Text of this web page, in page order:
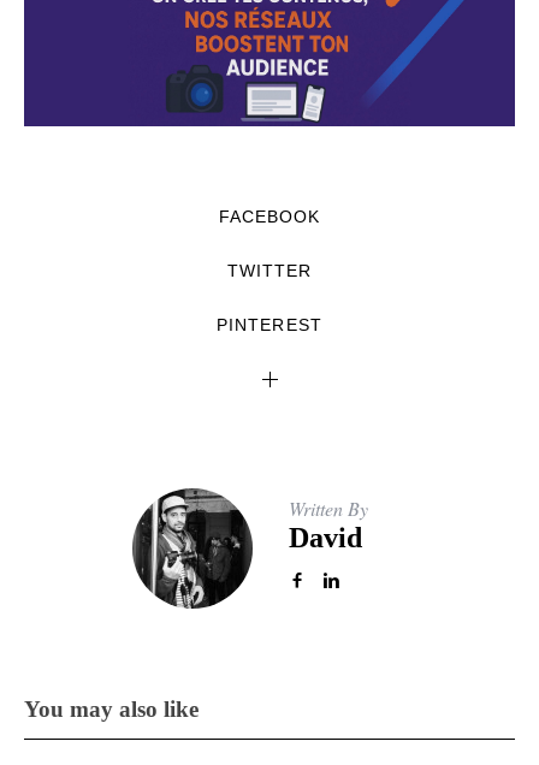
FACEBOOK
TWITTER
PINTEREST
Written By
David
You may also like